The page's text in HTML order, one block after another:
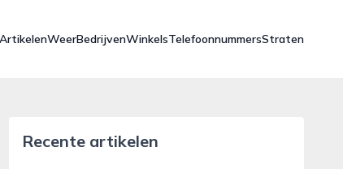
ArtikelenWeerBedrijvenWinkelsTelefoonnummersStraten
Recente artikelen